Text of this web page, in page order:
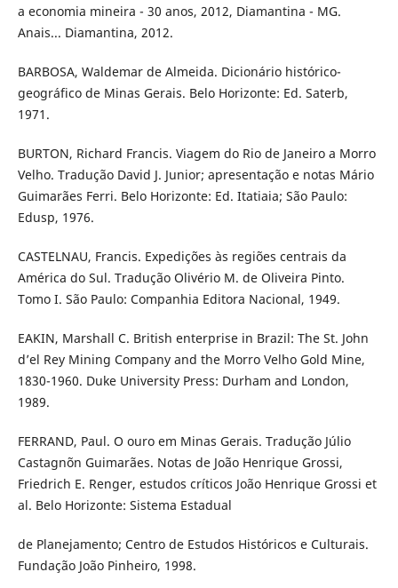
a economia mineira - 30 anos, 2012, Diamantina - MG.
Anais... Diamantina, 2012.
BARBOSA, Waldemar de Almeida. Dicionário histórico-
geográfico de Minas Gerais. Belo Horizonte: Ed. Saterb,
1971.
BURTON, Richard Francis. Viagem do Rio de Janeiro a Morro
Velho. Tradução David J. Junior; apresentação e notas Mário
Guimarães Ferri. Belo Horizonte: Ed. Itatiaia; São Paulo:
Edusp, 1976.
CASTELNAU, Francis. Expedições às regiões centrais da
América do Sul. Tradução Olivério M. de Oliveira Pinto.
Tomo I. São Paulo: Companhia Editora Nacional, 1949.
EAKIN, Marshall C. British enterprise in Brazil: The St. John
d’el Rey Mining Company and the Morro Velho Gold Mine,
1830-1960. Duke University Press: Durham and London,
1989.
FERRAND, Paul. O ouro em Minas Gerais. Tradução Júlio
Castagnõn Guimarães. Notas de João Henrique Grossi,
Friedrich E. Renger, estudos críticos João Henrique Grossi et
al. Belo Horizonte: Sistema Estadual
de Planejamento; Centro de Estudos Históricos e Culturais.
Fundação João Pinheiro, 1998.